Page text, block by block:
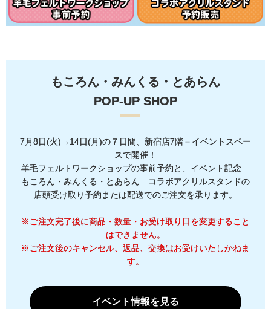
もころん・みんくる・とあらん
POP-UP SHOP
7月8日(火)→14日(月)の７日間、新宿店7階＝イベントスペー
スで開催！
羊毛フェルトワークショップの事前予約と、イベント記念
もころん・みんくる・とあらん コラボアクリルスタンドの
店頭受け取り予約または配送でのご注文を承ります。
※ご注文完了後に商品・数量・お受け取り日を変更すること
はできません。
※ご注文後のキャンセル、返品、交換はお受けいたしかねま
す。
イベント情報を見る